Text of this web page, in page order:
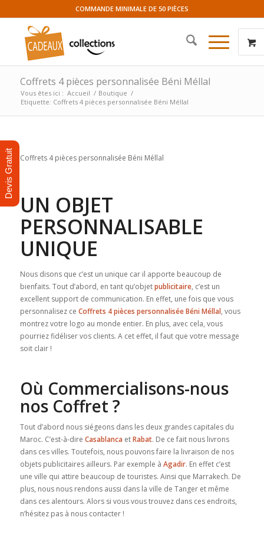
COMMANDE MINIMALE DE 50 PIÈCES
Coffrets 4 pièces personnalisée Béni Méllal
Vous êtes ici : Accueil / Boutique /
Etiquette: Coffrets 4 pièces personnalisée Béni Méllal
Coffrets 4 pièces personnalisée Béni Méllal
UN OBJET
PERSONNALISABLE
UNIQUE
Nous disons que c’est un unique car il apporte beaucoup de
bienfaits. Tout d’abord, en tant qu’objetpublicitaire, c’est un
excellent support de communication. En effet, une fois que vous
personnalisez ce Coffrets 4 pièces personnalisée Béni Méllal, vous
montrez votre logo au monde entier. En plus, avec cela, vous
pourriez fidéliser vos clients. A cet effet, il faut que votre message
soit clair !
Où Commercialisons-nous
nos Coffret ?
Tout d’abord nous siégeons dans les deux grandes capitales du
Maroc. C’est-à-dire Casablanca etRabat. De ce fait nous livrons
dans ces villes. Toutefois, nous pouvons faire la livraison de nos
objets publicitaires ailleurs. Par exemple à Agadir. En effet c’est
une ville qui attire beaucoup de touristes. Ainsi que Marrakech. De
plus, nous nous rendons aussi dans la ville de Tanger et même
dans ces alentours. Alors si vous vous trouvez dans ces endroits,
n’hésitez pas à nous contacter !
Devis Gratuit